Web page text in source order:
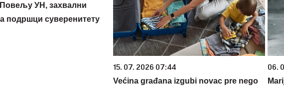
УН, захвални
подршци суверенитету
15. 07. 2026 07:44
Većina građana izgubi novac pre nego
06.